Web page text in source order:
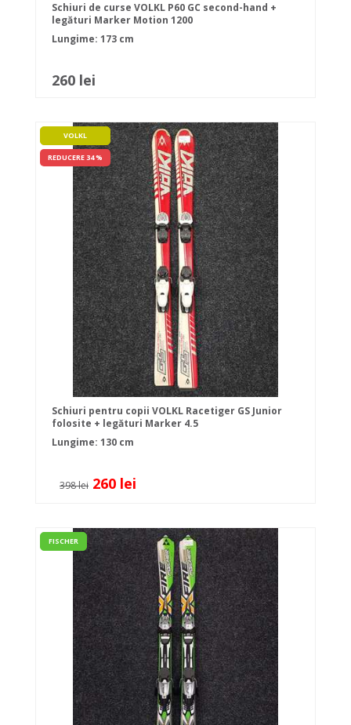
Schiuri de curse VOLKL P60 GC second-hand +
legături Marker Motion 1200
Lungime: 173 cm
260 lei
VOLKL
REDUCERE 34 %
Schiuri pentru copii VOLKL Racetiger GS Junior
folosite + legături Marker 4.5
Lungime: 130 cm
398 lei 260 lei
FISCHER